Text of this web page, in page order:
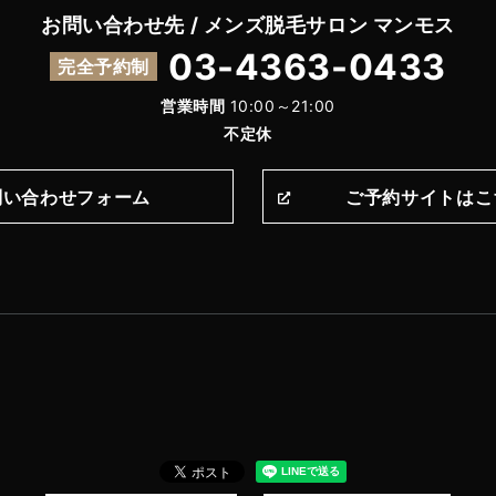
お問い合わせ先 / メンズ脱毛サロン マンモス
完全予約制 03-4363-0433
営業時間 10:00～21:00
不定休
合わせフォーム ご予約サイトは